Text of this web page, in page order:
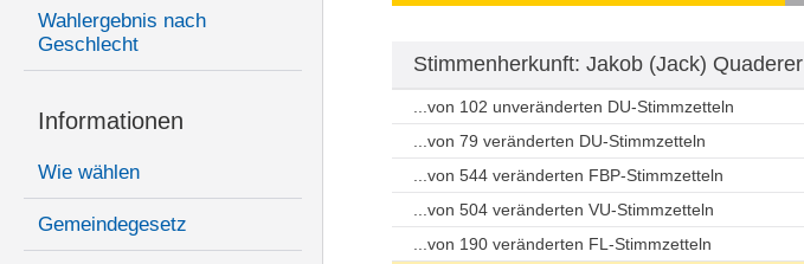
Wahlergebnis nach
Geschlecht
Informationen
Wie wählen
Gemeindegesetz
Stimmenherkunft: Jakob (Jack) Quaderer
...von 102 unveränderten DU-Stimmzetteln
...von 79 veränderten DU-Stimmzetteln
...von 544 veränderten FBP-Stimmzetteln
...von 504 veränderten VU-Stimmzetteln
...von 190 veränderten FL-Stimmzetteln